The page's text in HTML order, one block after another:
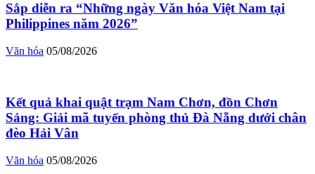
Sắp diễn ra “Những ngày Văn hóa Việt Nam tại
Philippines năm 2026”
Văn hóa 05/08/2026
Kết quả khai quật trạm Nam Chơn, đồn Chơn
Sảng: Giải mã tuyến phòng thủ Đà Nẵng dưới chân
đèo Hải Vân
Văn hóa 05/08/2026